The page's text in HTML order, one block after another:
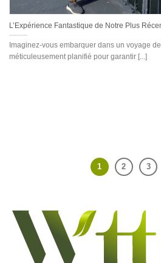
L’Expérience Fantastique de Notre Plus
Imaginez-vous embarquer dans un voyage
méticuleusement planifié pour garantir [...]
1 2 3